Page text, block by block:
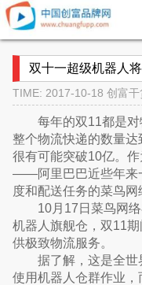
双十一超级机器人
TIME: 2017-10-18 创富干
每年的双11都是
整个物流快递的数量
很有可能突破10亿。
——阿里巴巴近些年来
度和配送任务的菜鸟网
10月17日菜鸟网
机器人旗舰仓，双11
供极致物流服务。
据了解，这是全世
使用机器人仓群作业